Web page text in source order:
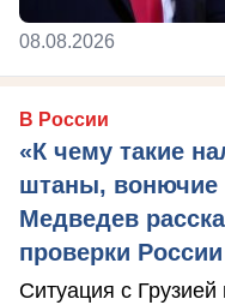
08.08.2026
В России
«К чему такие
штаны, вонючие
Медведев
проверки
Ситуация с